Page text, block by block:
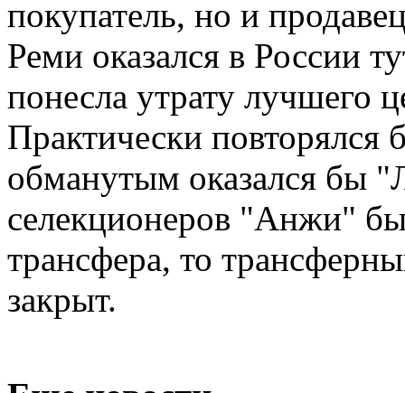
покупатель, но и
Реми оказался в России
понесла утрату лучшего
Практически повторялся
обманутым оказался бы
селекционеров "Анжи"
трансфера, то
закрыт.